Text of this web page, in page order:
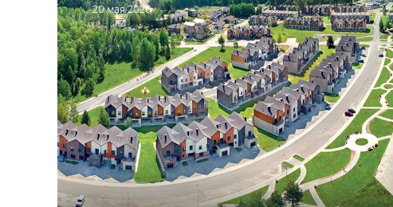
20 мая 2026